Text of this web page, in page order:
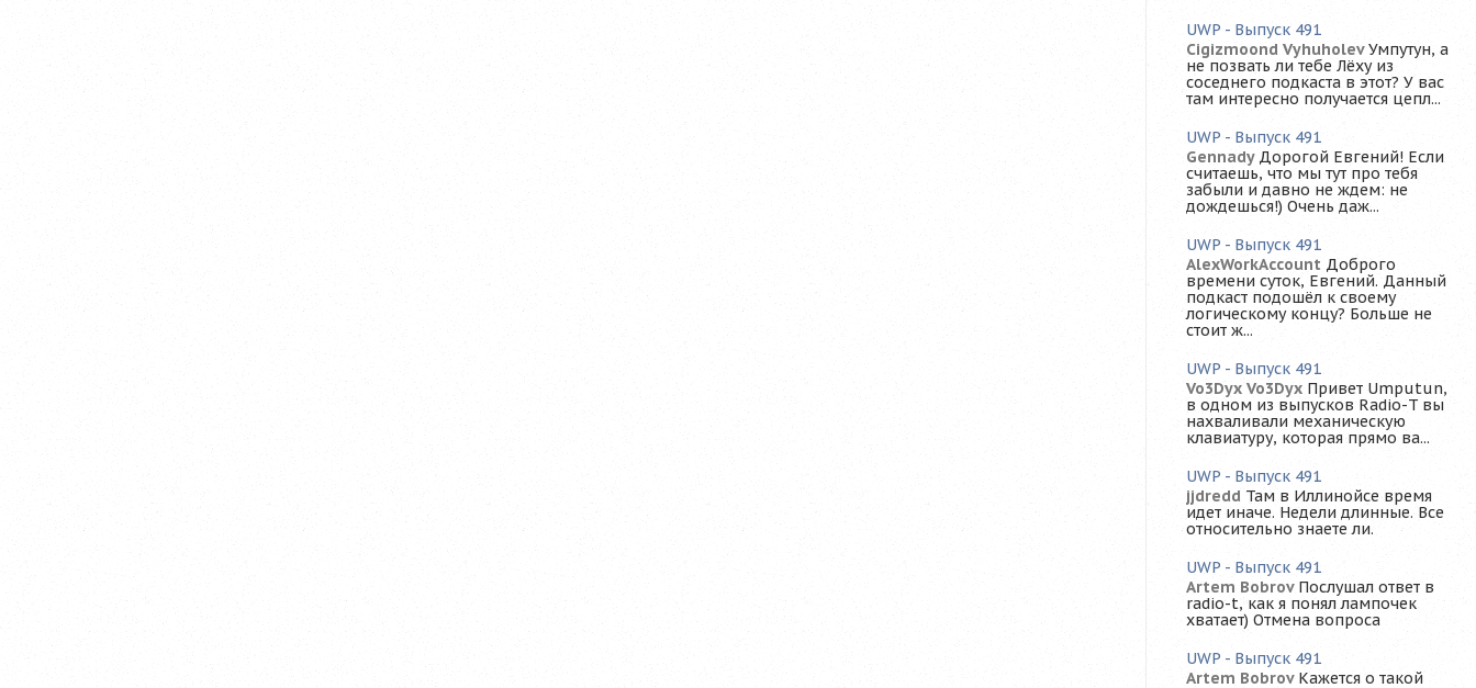
UWP - Выпуск 491
Cigizmoond Vyhuholev Умпутун, а
не позвать ли тебе Лёху из
соседнего подкаста в этот? У вас
там интересно получается цепл...
UWP - Выпуск 491
Gennady Дорогой Евгений! Если
считаешь, что мы тут про тебя
забыли и давно не ждем: не
дождешься!) Очень даж...
UWP - Выпуск 491
AlexWorkAccount Доброго
времени суток, Евгений. Данный
подкаст подошёл к своему
логическому концу? Больше не
стоит ж...
UWP - Выпуск 491
Vo3Dyx Vo3Dyx Привет Umputun,
в одном из выпусков Radio-T вы
нахваливали механическую
клавиатуру, которая прямо ва...
UWP - Выпуск 491
jjdredd Там в Иллинойсе время
идет иначе. Недели длинные. Все
относительно знаете ли.
UWP - Выпуск 491
Artem Bobrov Послушал ответ в
radio-t, как я понял лампочек
хватает) Отмена вопроса
UWP - Выпуск 491
Artem Bobrov Кажется о такой